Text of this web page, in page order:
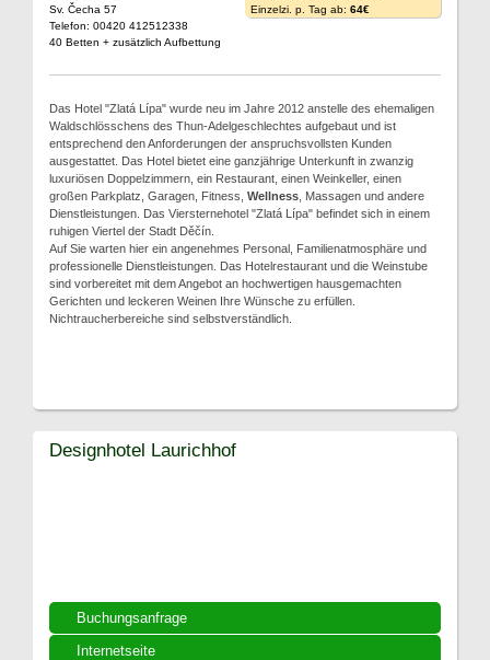
Sv. Čecha 57
Telefon: 00420 412512338
40 Betten + zusätzlich Aufbettung
Einzelzi. p. Tag ab: 64€
Das Hotel "Zlatá Lípa" wurde neu im Jahre 2012 anstelle des ehemaligen
Waldschlösschens des Thun-Adelgeschlechtes aufgebaut und ist
entsprechend den Anforderungen der anspruchsvollsten Kunden
ausgestattet. Das Hotel bietet eine ganzjährige Unterkunft in zwanzig
luxuriösen Doppelzimmern, ein Restaurant, einen Weinkeller, einen
großen Parkplatz, Garagen, Fitness, Wellness , Massagen und andere
Dienstleistungen. Das Viersternehotel "Zlatá Lípa" befindet sich in einem
ruhigen Viertel der Stadt Děčín.
Auf Sie warten hier ein angenehmes Personal, Familienatmosphäre und
professionelle Dienstleistungen. Das Hotelrestaurant und die Weinstube
sind vorbereitet mit dem Angebot an hochwertigen hausgemachten
Gerichten und leckeren Weinen Ihre Wünsche zu erfüllen.
Nichtraucherbereiche sind selbstverständlich.
Buchungsanfrage
Internetseite
Designhotel Laurichhof